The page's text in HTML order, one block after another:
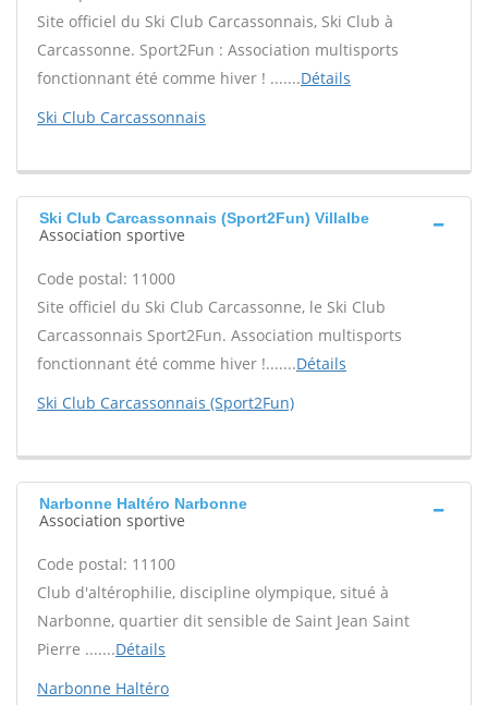
Site officiel du Ski Club Carcassonnais, Ski Club à
Carcassonne. Sport2Fun : Association multisports
fonctionnant été comme hiver ! .......Détails
Ski Club Carcassonnais
Ski Club Carcassonnais (Sport2Fun) Villalbe
Association sportive
Code postal: 11000
Site officiel du Ski Club Carcassonne, le Ski Club
Carcassonnais Sport2Fun. Association multisports
fonctionnant été comme hiver !.......Détails
Ski Club Carcassonnais (Sport2Fun)
Narbonne Haltéro Narbonne
Association sportive
Code postal: 11100
Club d'altérophilie, discipline olympique, situé à
Narbonne, quartier dit sensible de Saint Jean Saint
Pierre .......Détails
Narbonne Haltéro